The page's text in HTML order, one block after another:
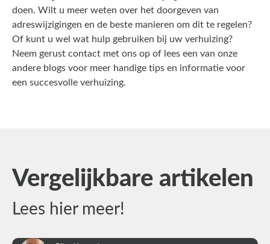
doen. Wilt u meer weten over het doorgeven van
adreswijzigingen en de beste manieren om dit te regelen?
Of kunt u wel wat hulp gebruiken bij uw verhuizing?
Neem gerust contact met ons op of lees een van onze
andere blogs voor meer handige tips en informatie voor
een succesvolle verhuizing.
Vergelijkbare artikelen
Lees hier meer!